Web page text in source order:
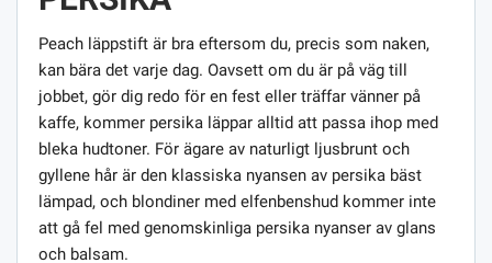
Peach läppstift är bra eftersom du, precis som naken,
kan bära det varje dag. Oavsett om du är på väg till
jobbet, gör dig redo för en fest eller träffar vänner på
kaffe, kommer persika läppar alltid att passa ihop med
bleka hudtoner. För ägare av naturligt ljusbrunt och
gyllene hår är den klassiska nyansen av persika bäst
lämpad, och blondiner med elfenbenshud kommer inte
att gå fel med genomskinliga persika nyanser av glans
och balsam.